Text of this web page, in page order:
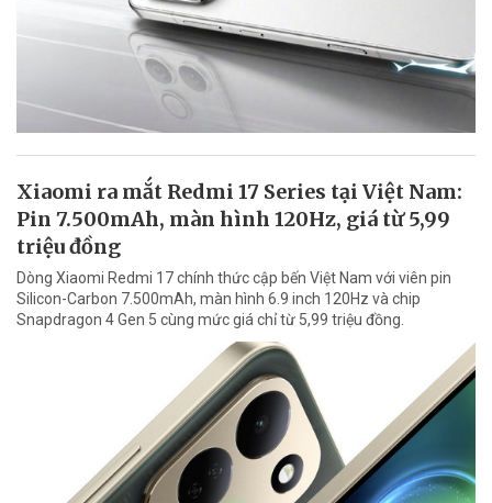
Xiaomi ra mắt Redmi 17 Series tại Việt Nam:
Pin 7.500mAh, màn hình 120Hz, giá từ 5,99
triệu đồng
Dòng Xiaomi Redmi 17 chính thức cập bến Việt Nam với viên pin
Silicon-Carbon 7.500mAh, màn hình 6.9 inch 120Hz và chip
Snapdragon 4 Gen 5 cùng mức giá chỉ từ 5,99 triệu đồng.